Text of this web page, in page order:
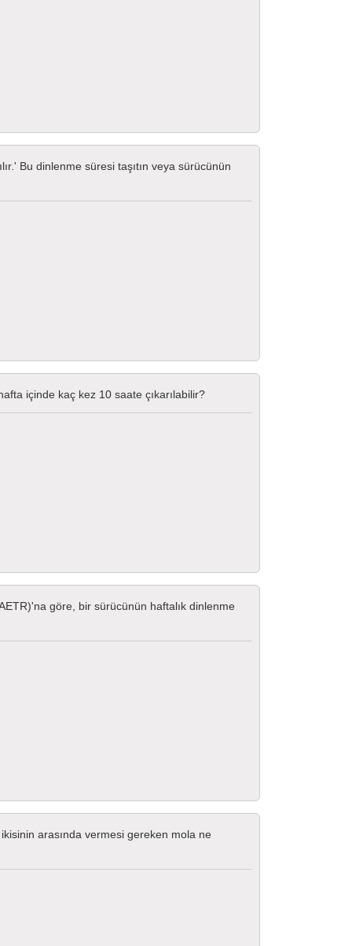
Bu dinlenme süresi taşıtın veya sürücünün
içinde kaç kez 10 saate çıkarılabilir?
göre, bir sürücünün haftalık dinlenme
arasında vermesi gereken mola ne